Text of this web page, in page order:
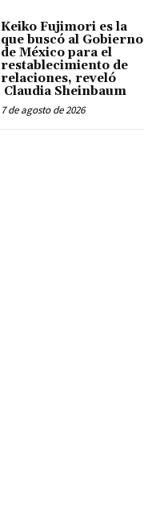
Keiko Fujimori es la
que buscó al Gobierno
de México para el
restablecimiento de
relaciones, reveló
Claudia Sheinbaum
7 de agosto de 2026